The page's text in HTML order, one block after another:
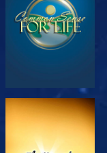
ΠΑΡΑΚΟΛΟΥΘΗΣΤΕ